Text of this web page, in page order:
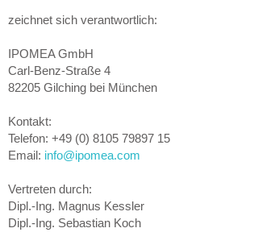
zeichnet sich verantwortlich:
IPOMEA GmbH
Carl-Benz-Straße 4
​82205 Gilching bei München
Kontakt:
Telefon: +49 (0) 8105 79897 15
Email: info@ipomea.com
Vertreten durch:
Dipl.-Ing. Magnus Kessler
Dipl.-Ing. Sebastian Koch